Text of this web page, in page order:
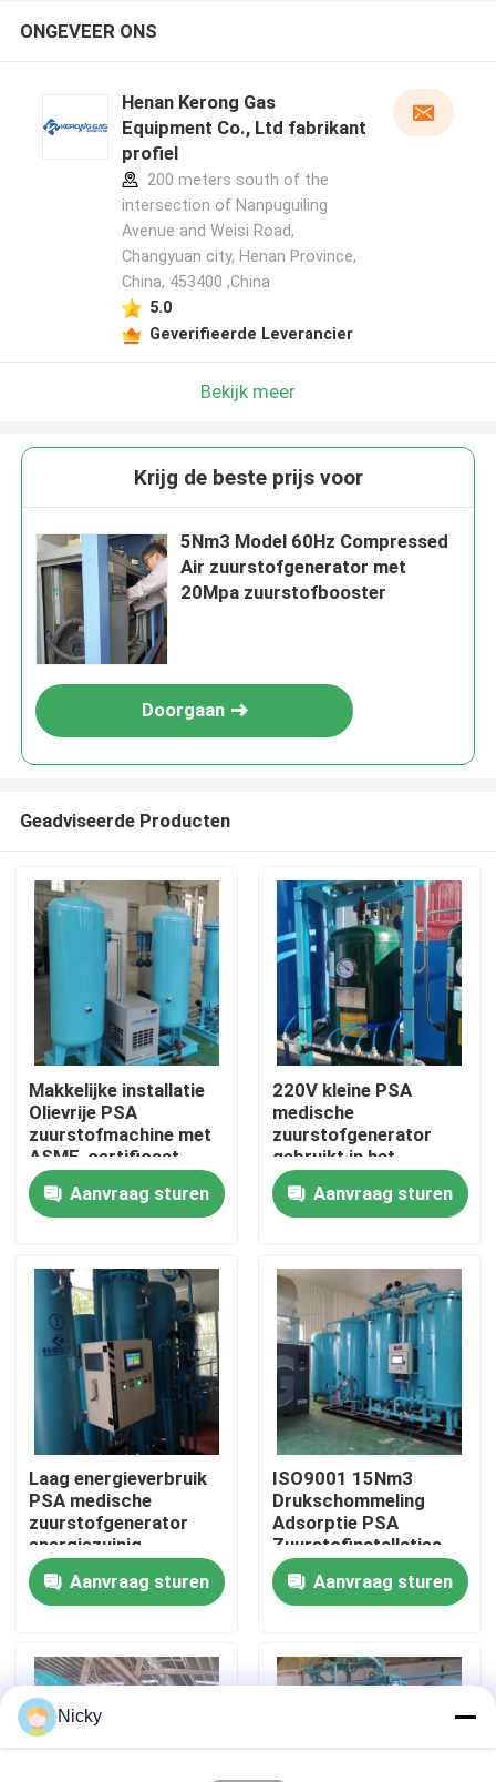
Thuis
Producten
Over ons
Fabriekstocht
Kwaliteitscontrole
Neem contact met ons op
Nieuws
PSA stikstofgasgeneratoren
ONGEVEER ONS
Henan Kerong Gas
Equipment Co., Ltd fabrikant
profiel
200 meters south of the
intersection of Nanpuguiling
Avenue and Weisi Road,
Changyuan city, Henan Province,
China, 453400 ,China
5.0
Geverifieerde Leverancier
Bekijk meer
Krijg de beste prijs voor
5Nm3 Model 60Hz Compressed
Air zuurstofgenerator met
20Mpa zuurstofbooster
Doorgaan
Geadviseerde Producten
Makkelijke installatie
Olievrije PSA
zuurstofmachine met
ASME-certificaat
Aanvraag sturen
220V kleine PSA
medische
zuurstofgenerator
gebruikt in het
ziekenhuis 60Nm3/Hr
Aanvraag sturen
Laag energieverbruik
PSA medische
zuurstofgenerator
energiezuinig
Aanvraag sturen
ISO9001 15Nm3
Drukschommeling
Adsorptie PSA
Zuurstofinstallaties
Lage onderhoud
Aanvraag sturen
Nicky